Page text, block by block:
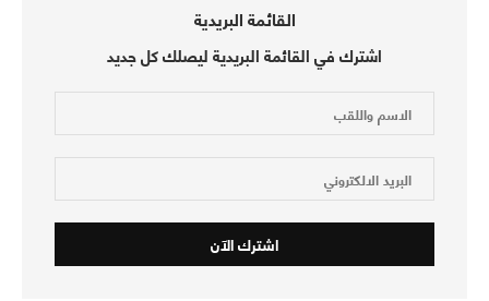
القائمة البريدية
اشترك في القائمة البريدية ليصلك كل جديد